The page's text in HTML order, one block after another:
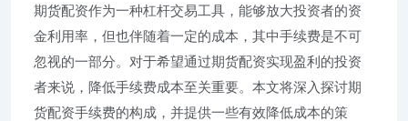
期货配资作为一种杠杆交易工具，能够放大投资者的资
金利用率，但也伴随着一定的成本，其中手续费是不可
忽视的一部分。对于希望通过期货配资实现盈利的投资
者来说，降低手续费成本至关重要。本文将深入探讨期
货配资手续费的构成，并提供一些有效降低成本的策